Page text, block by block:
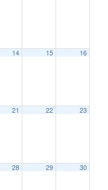
14 15 16
21 22 23
28 29 30